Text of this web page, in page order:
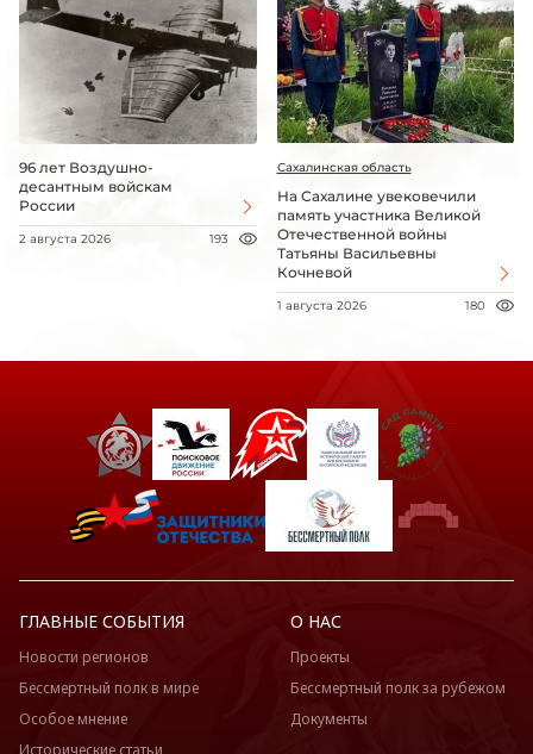
96 лет Воздушно-
десантным войскам
России
2 августа 2026 193
Сахалинская область
На Сахалине увековечили
память участника Великой
Отечественной войны
Татьяны Васильевны
Кочневой
1 августа 2026 180
ГЛАВНЫЕ СОБЫТИЯ
Новости регионов
Бессмертный полк в мире
Особое мнение
Исторические статьи
О НАС
Проекты
Бессмертный полк за рубежом
Документы